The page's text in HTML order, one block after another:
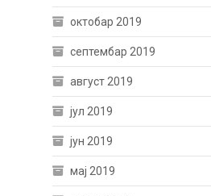
октобар 2019
септембар 2019
август 2019
јул 2019
јун 2019
мај 2019